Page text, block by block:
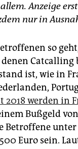
Anzeige
nur in
so
Catcalling
ist, wie in
2018 werden in
Bußgeld
Betroffene unter
Euro sein.